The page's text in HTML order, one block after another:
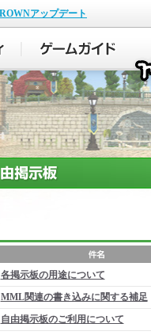
アップデート
各掲示板の用途について
MML関連の書き込みに関する補足
自由掲示板のご利用について